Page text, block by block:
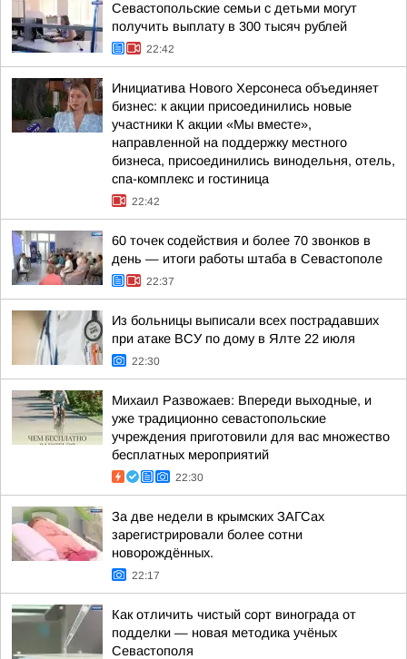
Севастопольские семьи с детьми могут
получить выплату в 300 тысяч рублей
22:42
Инициатива Нового Херсонеса объединяет
бизнес: к акции присоединились новые
участники К акции «Мы вместе»,
направленной на поддержку местного
бизнеса, присоединились винодельня, отель,
спа-комплекс и гостиница
22:42
60 точек содействия и более 70 звонков в
день — итоги работы штаба в Севастополе
22:37
Из больницы выписали всех пострадавших
при атаке ВСУ по дому в Ялте 22 июля
22:30
Михаил Развожаев: Впереди выходные, и
уже традиционно севастопольские
учреждения приготовили для вас множество
бесплатных мероприятий
22:30
За две недели в крымских ЗАГСах
зарегистрировали более сотни
новорождённых.
22:17
Как отличить чистый сорт винограда от
подделки — новая методика учёных
Севастополя